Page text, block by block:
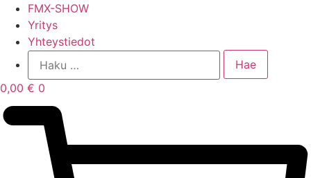
FMX-SHOW
Yritys
Yhteystiedot
0,00 € 0